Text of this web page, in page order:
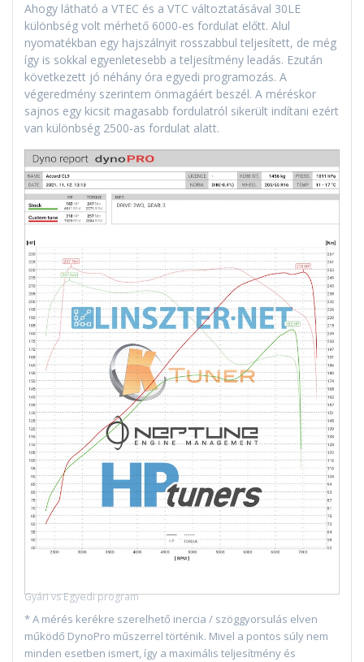
Ahogy látható a VTEC és a VTC változtatásával 30LE
különbség volt mérhető 6000-es fordulat előtt. Alul
nyomatékban egy hajszálnyit rosszabbul teljesített, de még
így is sokkal egyenletesebb a teljesítmény leadás. Ezután
következett jó néhány óra egyedi programozás. A
végeredmény szerintem önmagáért beszél. A méréskor
sajnos egy kicsit magasabb fordulatról sikerült indítani ezért
van különbség 2500-as fordulat alatt.
Gyári vs Egyedi program
* A mérés kerékre szerelhető inercia / szöggyorsulás elven
működő DynoPro műszerrel történik. Mivel a pontos súly nem
minden esetben ismert, így a maximális teljesítmény és